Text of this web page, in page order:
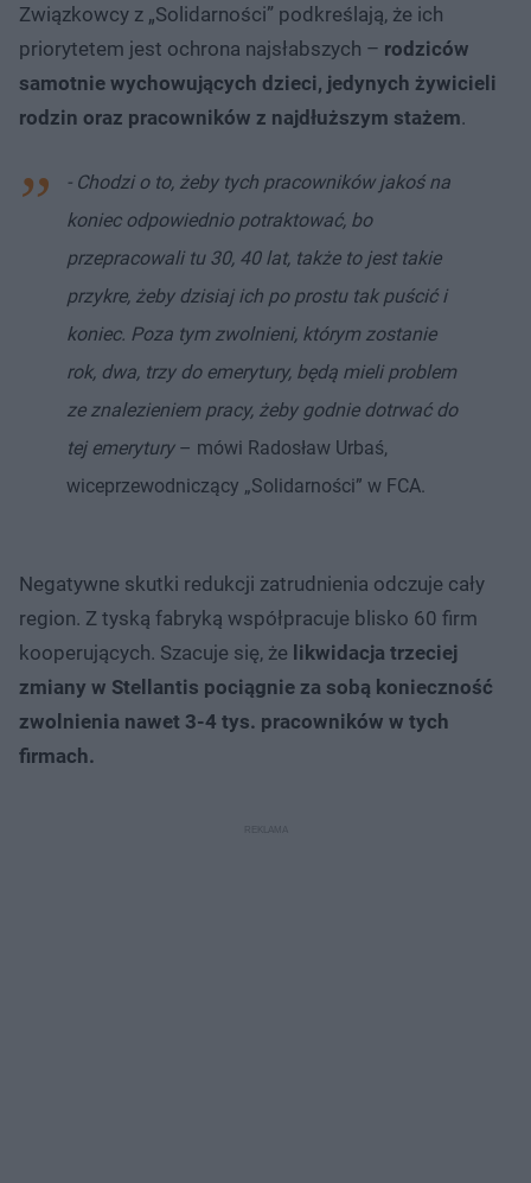
Związkowcy z „Solidarności” podkreślają, że ich
priorytetem jest ochrona najsłabszych – rodziców
samotnie wychowujących dzieci, jedynych żywicieli
rodzin oraz pracowników z najdłuższym stażem.
- Chodzi o to, żeby tych pracowników jakoś na
koniec odpowiednio potraktować, bo
przepracowali tu 30, 40 lat, także to jest takie
przykre, żeby dzisiaj ich po prostu tak puścić i
koniec. Poza tym zwolnieni, którym zostanie
rok, dwa, trzy do emerytury, będą mieli problem
ze znalezieniem pracy, żeby godnie dotrwać do
tej emerytury– mówi Radosław Urbaś,
wiceprzewodniczący „Solidarności” w FCA.
Negatywne skutki redukcji zatrudnienia odczuje cały
region. Z tyską fabryką współpracuje blisko 60 firm
kooperujących. Szacuje się, że likwidacja trzeciej
zmiany w Stellantis pociągnie za sobą konieczność
zwolnienia nawet 3-4 tys. pracowników w tych
firmach.